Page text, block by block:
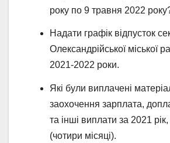
року по 9 травня 2022
Надати графік відпусток
Олександрійської міської
2021-2022 роки.
Які були виплачені
заохочення зарплата,
та інші виплати за 2021
(чотири місяці).